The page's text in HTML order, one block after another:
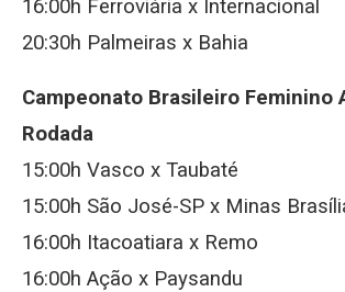
16:00h Ferroviária x Internacional
20:30h Palmeiras x Bahia
Campeonato Brasileiro Feminino
Rodada
15:00h Vasco x Taubaté
15:00h São José-SP x Minas
16:00h Itacoatiara x Remo
16:00h Ação x Paysandu